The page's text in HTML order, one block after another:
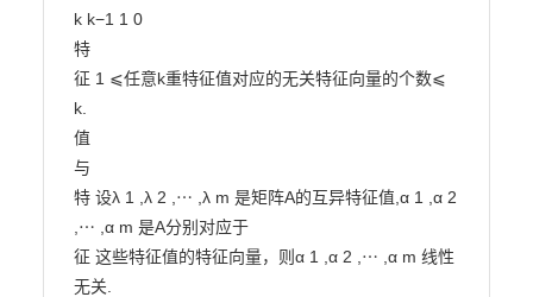
k k−1 1 0
特
征 1 ⩽任意k重特征值对应的无关特征向量的个数⩽
k.
值
与
特 设λ 1 ,λ 2 ,⋯ ,λ m 是矩阵A的互异特征值,α 1 ,α 2
,⋯ ,α m 是A分别对应于
征 这些特征值的特征向量，则α 1 ,α 2 ,⋯ ,α m 线性
无关.